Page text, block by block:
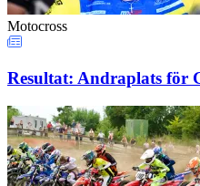
Motocross
Resultat: Andraplats för